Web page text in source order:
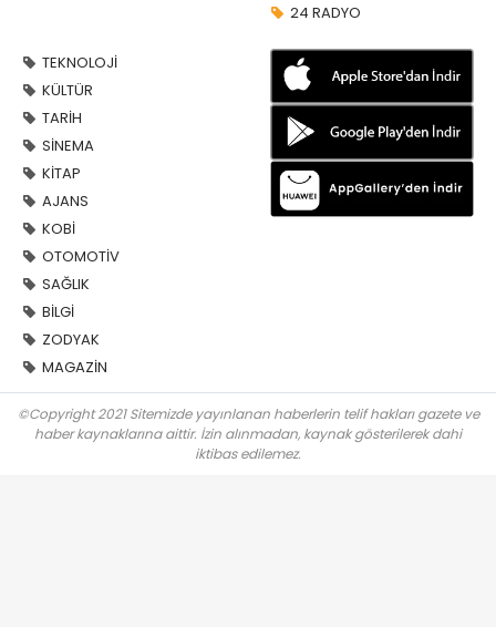
24 RADYO
TEKNOLOJİ
KÜLTÜR
TARİH
SİNEMA
KİTAP
AJANS
KOBİ
OTOMOTİV
SAĞLIK
BİLGİ
ZODYAK
MAGAZİN
©Copyright 2021 Sitemizde yayınlanan haberlerin telif hakları gazete ve
haber kaynaklarına aittir. İzin alınmadan, kaynak gösterilerek dahi
iktibas edilemez.